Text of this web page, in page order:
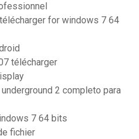
for windows 7 64
télécharger
2 completo para
7 64 bits
fichier